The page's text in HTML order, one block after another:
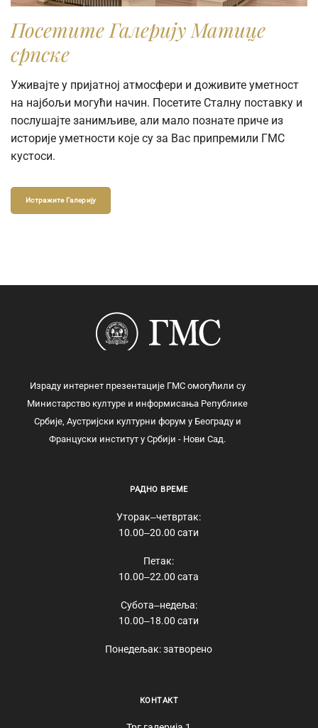
Посетите Галерију Матице
српске
Уживајте у пријатној атмосфери и доживите уметност
на најбољи могући начин. Посетите Сталну поставку и
послушајте занимљиве, али мало познате приче из
историје уметности које су за Вас припремили ГМС
кустоси.
Истражите Галерију
Израду интернет презентације ГМС омогућили су
Министарство културе и информисања Републике
Србије, Аустријски културни форум у Београду и
Француски институт у Србији - Нови Сад.
РАДНО ВРЕМЕ
Уторак‒четвртак:
10.00‒20.00 сати
Петак:
10.00‒22.00 сата
Субота‒недеља:
10.00‒18.00 сати
Понедељак: затворено
КОНТАКТ